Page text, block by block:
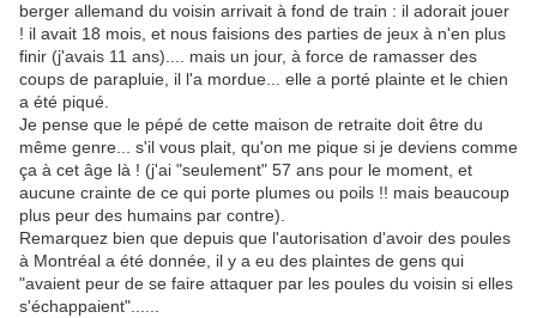
berger allemand du voisin arrivait à fond de train : il adorait jouer
! il avait 18 mois, et nous faisions des parties de jeux à n'en plus
finir (j'avais 11 ans).... mais un jour, à force de ramasser des
coups de parapluie, il l'a mordue... elle a porté plainte et le chien
a été piqué.
Je pense que le pépé de cette maison de retraite doit être du
même genre... s'il vous plait, qu'on me pique si je deviens comme
ça à cet âge là ! (j'ai "seulement" 57 ans pour le moment, et
aucune crainte de ce qui porte plumes ou poils !! mais beaucoup
plus peur des humains par contre).
Remarquez bien que depuis que l'autorisation d'avoir des poules
à Montréal a été donnée, il y a eu des plaintes de gens qui
"avaient peur de se faire attaquer par les poules du voisin si elles
s'échappaient"......